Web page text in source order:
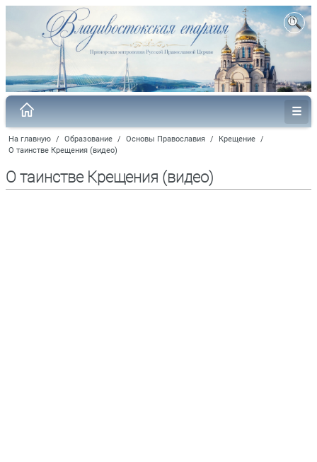
На главную / Образование / Основы Православия / Крещение /
О таинстве Крещения (видео)
О таинстве Крещения (видео)